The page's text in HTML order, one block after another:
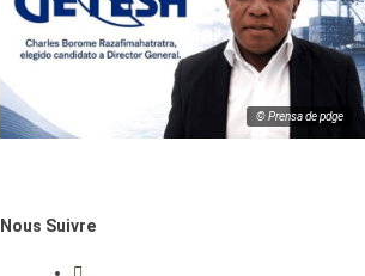
© Prensa de pdge
Nous Suivre